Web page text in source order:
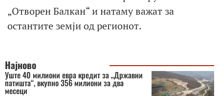
„Отворен Балкан“ и натаму важат за
остантите земји од регионот.
Најново
Уште 40 милиони евра кредит за „Државни
патишта“, вкупно 356 милиони за два
месеци